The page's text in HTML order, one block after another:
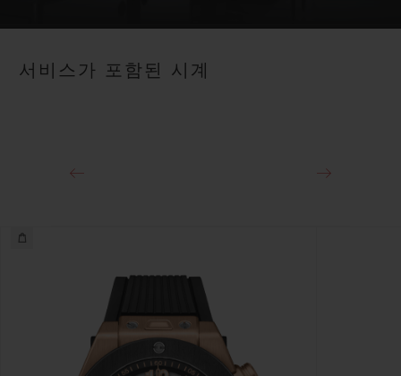
서비스가 포함된 시계